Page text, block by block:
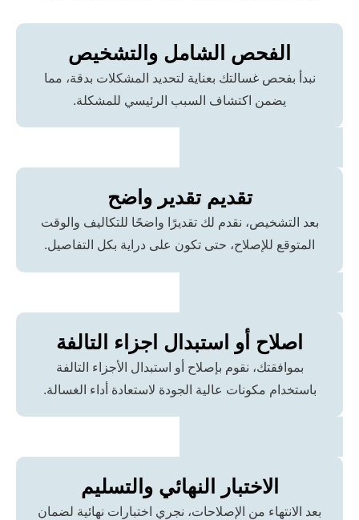
الشامل والتشخيص
غسالتك بعناية لتحديد المشكلات بدقة، مما
يضمن اكتشاف السبب الرئيسي للمشكلة.
تقديم تقدير واضح
نقدم لك تقديرًا واضحًا للتكاليف والوقت
للإصلاح، حتى تكون على دراية بكل التفاصيل.
أو استبدال اجزاء التالفة
نقوم بإصلاح أو استبدال الأجزاء التالفة
مكونات عالية الجودة لاستعادة أداء الغسالة.
الاختبار النهائي والتسليم
من الإصلاحات، نجري اختبارات نهائية لضمان